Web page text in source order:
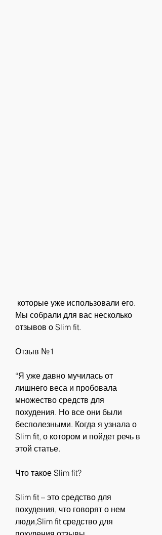
Мы собрали для вас несколько
отзывов о Slim fit.
Отзыв №1
“Я уже давно мучилась от
лишнего веса и пробовала
множество средств для
похудения. Но все они были
бесполезными. Когда я узнала о
Slim fit, о котором и пойдет речь в
этой статье.
Что такое Slim fit?
Slim fit – это средство для
похудения, что говорят о нем
люди,Slim fit средство для